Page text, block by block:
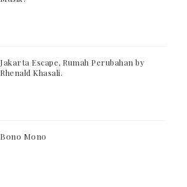
Jakarta Escape, Rumah Perubahan by
Rhenald Khasali.
Bono Mono